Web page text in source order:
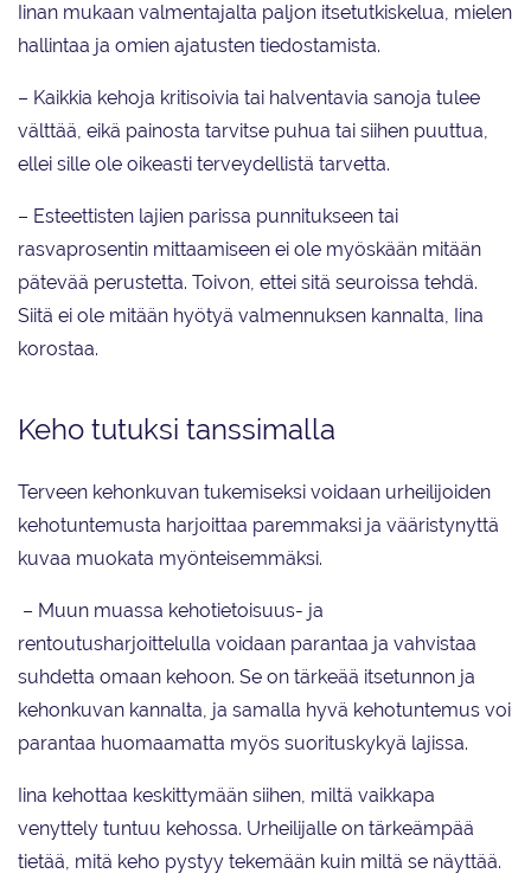
Iinan mukaan valmentajalta paljon itsetutkiskelua, mielen
hallintaa ja omien ajatusten tiedostamista.
– Kaikkia kehoja kritisoivia tai halventavia sanoja tulee
välttää, eikä painosta tarvitse puhua tai siihen puuttua,
ellei sille ole oikeasti terveydellistä tarvetta.
– Esteettisten lajien parissa punnitukseen tai
rasvaprosentin mittaamiseen ei ole myöskään mitään
pätevää perustetta. Toivon, ettei sitä seuroissa tehdä.
Siitä ei ole mitään hyötyä valmennuksen kannalta, Iina
korostaa.
Keho tutuksi tanssimalla
Terveen kehonkuvan tukemiseksi voidaan urheilijoiden
kehotuntemusta harjoittaa paremmaksi ja vääristynyttä
kuvaa muokata myönteisemmäksi.
– Muun muassa kehotietoisuus- ja
rentoutusharjoittelulla voidaan parantaa ja vahvistaa
suhdetta omaan kehoon. Se on tärkeää itsetunnon ja
kehonkuvan kannalta, ja samalla hyvä kehotuntemus voi
parantaa huomaamatta myös suorituskykyä lajissa.
Iina kehottaa keskittymään siihen, miltä vaikkapa
venyttely tuntuu kehossa. Urheilijalle on tärkeämpää
tietää, mitä keho pystyy tekemään kuin miltä se näyttää.